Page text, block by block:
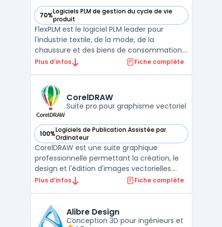
70%Logiciels PLM de gestion du cycle de vie
produit
— voir FlexPLM dans cette catégorie
FlexPLM est le logiciel PLM leader pour
l'industrie textile, de la mode, de la
chaussure et des biens de consommation.
Il répond aux défis spécifiques tels que le «
offre les fonctionnalités de logiciel PLM lié ...
Plus d’infos Fiche complète
CorelDRAW
Suite pro pour graphisme vectoriel
100%Logiciels de Publication Assistée par
Ordinateur
— voir CorelDRAW dans cette catégorie
CorelDRAW est une suite graphique
professionnelle permettant la création, le
design et l'édition d'images vectorielles.
Reconnu pour sa performance et sa
complexes.Avec ses outils innovants,
CorelDRAW facilite la créati ...
Plus d’infos Fiche complète
Alibre Design
Conception 3D pour ingénieurs et